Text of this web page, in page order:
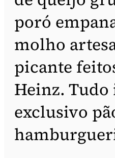
poró
molho
picante
Heinz. Tudo
exclusivo